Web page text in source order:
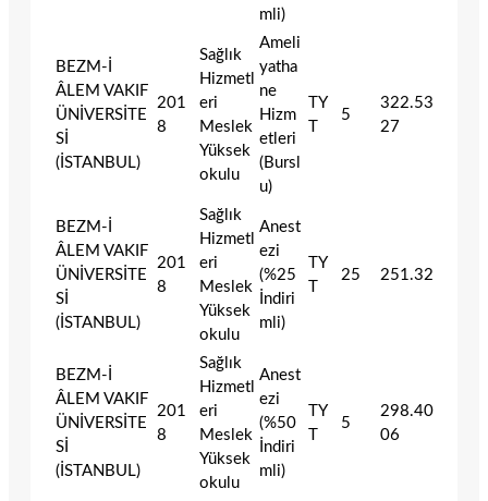
mli)
BEZM-İ
ÂLEM VAKIF
ÜNİVERSİTE
Sİ
(İSTANBUL)
201
8
Sağlık
Hizmetl
eri
Meslek
Yüksek
okulu
Ameli
yatha
ne
Hizm
etleri
(Bursl
u)
TY
T
5
322.53
27
BEZM-İ
ÂLEM VAKIF
ÜNİVERSİTE
Sİ
(İSTANBUL)
201
8
Sağlık
Hizmetl
eri
Meslek
Yüksek
okulu
Anest
ezi
(%25
İndiri
mli)
TY
T
25 251.32
BEZM-İ
ÂLEM VAKIF
ÜNİVERSİTE
Sİ
(İSTANBUL)
201
8
Sağlık
Hizmetl
eri
Meslek
Yüksek
okulu
Anest
ezi
(%50
İndiri
mli)
TY
T
5
298.40
06